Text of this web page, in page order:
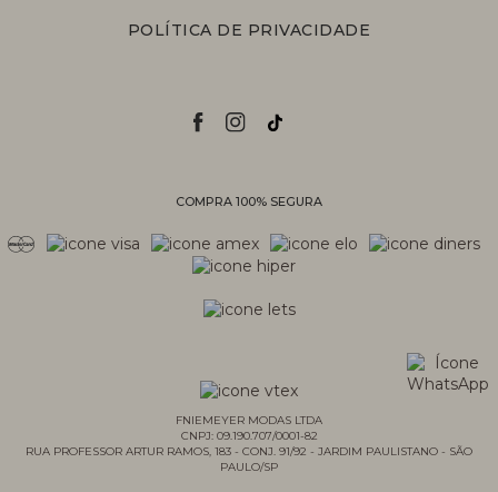
POLÍTICA DE PRIVACIDADE
COMPRA 100% SEGURA
FNIEMEYER MODAS LTDA
CNPJ: 09.190.707/0001-82
RUA PROFESSOR ARTUR RAMOS, 183 - CONJ. 91/92 - JARDIM PAULISTANO - SÃO
PAULO/SP